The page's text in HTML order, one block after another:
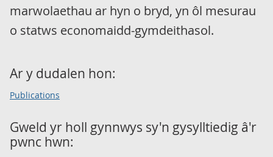
marwolaethau ar hyn o bryd, yn ôl mesurau
o statws economaidd-gymdeithasol.
Ar y dudalen hon:
Publications
Gweld yr holl gynnwys sy'n gysylltiedig â'r
pwnc hwn: